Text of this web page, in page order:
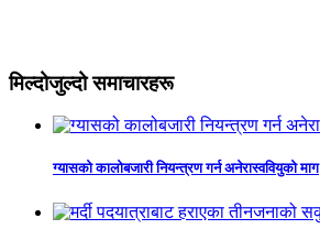
मिल्दोजुल्दो समाचारहरू
ग्यासको कालोबजारी नियन्त्रण गर्न अनेरास्ववियुको माग